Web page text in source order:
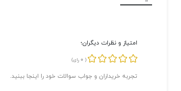
امتیاز و نظرات دیگران؛
(
0 رای)
تجربه خریداران و جواب سوالات خود را اینجا ببنید.